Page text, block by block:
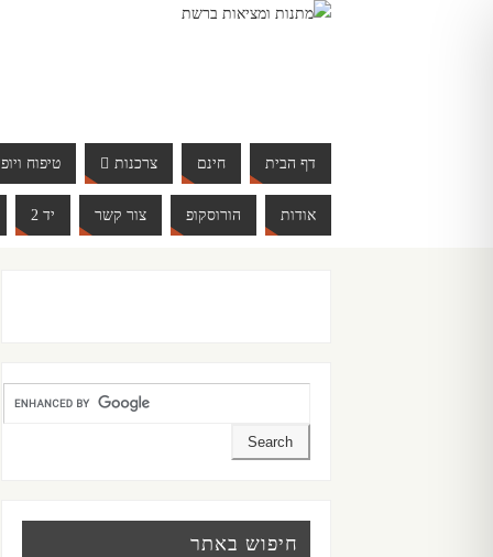
דף הבית חינם צרכנות טיפוח
אודות הורוסקופ צור קשר יד 2
חיפוש באתר